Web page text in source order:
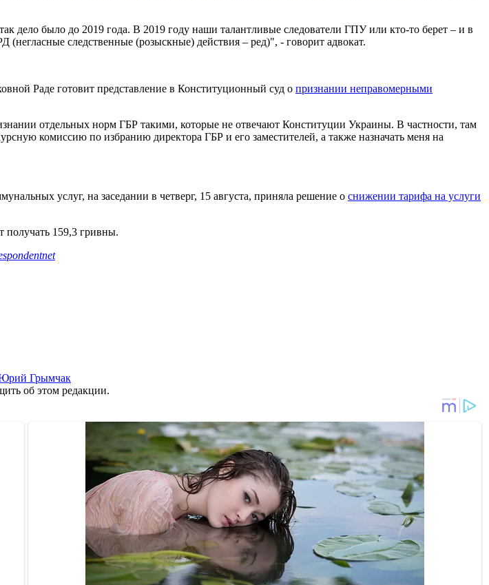
дело было до 2019 года. В 2019 году наши талантливые следователи ГПУ или кто-то берет – и в
(негласные следственные (розыскные) действия – ред)", - говорит адвокат.
Раде готовит представление в Конституционный суд о признании неправомерными
отдельных норм ГБР такими, которые не отвечают Конституции Украины. В частности, там
комиссию по избранию директора ГБР и его заместителей, а также назначать меня на
услуг, на заседании в четверг, 15 августа, приняла решение о снижении тарифа на услуги
получать 159,3 гривны.
Грымчак
об этом редакции.